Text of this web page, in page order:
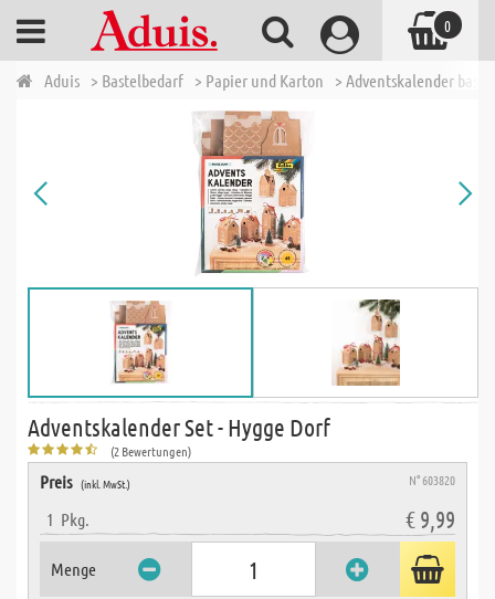
Aduis > Bastelbedarf > Papier und Karton > Adventskalender
Adventskalender Set - Hygge Dorf
(2 Bewertungen)
Preis (inkl. MwSt.) N° 603820
1 Pkg. € 9,99
Menge
0